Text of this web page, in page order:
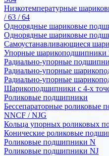
Низкотемпературные
/ 63 / 64
Однорядные шариковые
Однорядные шариковые
Самоустанавливающиеся
Упорные шарикоподшипники
Радиально-упорные
Радиально-упорные
Радиально-упорные
Шарикоподшипники с 4-х
Роликовые подшипники
Бессепараторные роликовые
NNCF / NJG
Кольца упорных роликовых
Конические роликовые
Роликовые подшипники N
Роликовые подшипники NJ